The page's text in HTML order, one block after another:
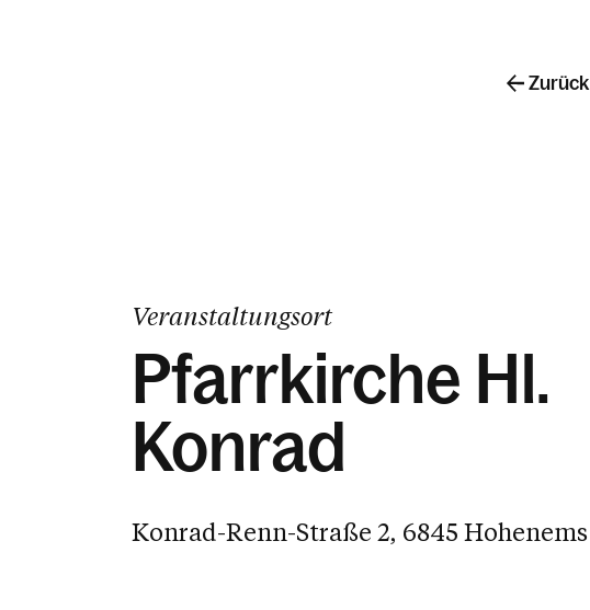
Zurück
Veranstaltungsort
Pfarrkirche Hl.
Konrad
Konrad-Renn-Straße 2, 6845 Hohenems